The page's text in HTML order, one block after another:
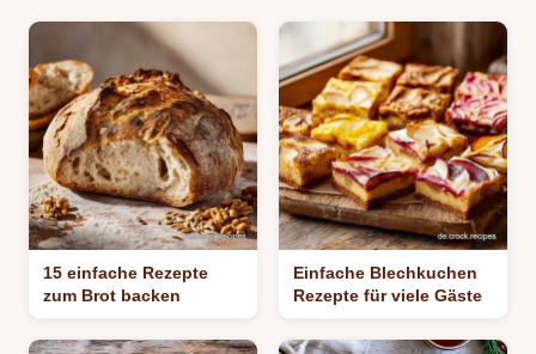
15 einfache Rezepte
zum Brot backen
Einfache Blechkuchen
Rezepte für viele Gäste